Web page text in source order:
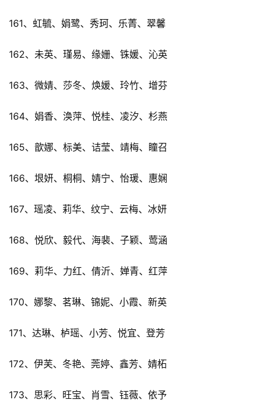
161、虹毓、娟鹭、秀珂、乐菁、翠馨
162、未英、瑾易、缘姗、铢媛、沁英
163、微婧、莎冬、焕媛、玲竹、增芬
164、娟香、涣萍、悦桂、凌汐、杉燕
165、歆娜、标美、诘莹、靖梅、瞳召
166、垠妍、桐桐、婧宁、怡瑗、惠娴
167、瑶凌、莉华、纹宁、云梅、冰妍
168、悦欣、毅代、海裴、子颖、莺涵
169、莉华、力红、倩沂、婵青、红萍
170、娜黎、茗琳、锦妮、小霞、新英
171、达琳、栌瑶、小芳、悦宜、登芳
172、伊芙、冬艳、莞婷、鑫芳、婧柘
173、思彩、旺宝、肖雪、钰薇、依予